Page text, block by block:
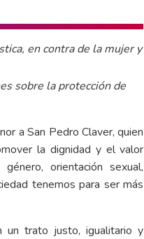
en contra de la mujer y
sobre la protección de
a San Pedro Claver, quien
la dignidad y el valor
orientación sexual,
tenemos para ser más
un trato justo, igualitario y